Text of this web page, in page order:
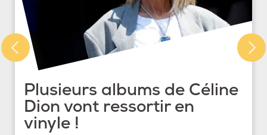
Plusieurs albums de Céline
Dion vont ressortir en
vinyle !